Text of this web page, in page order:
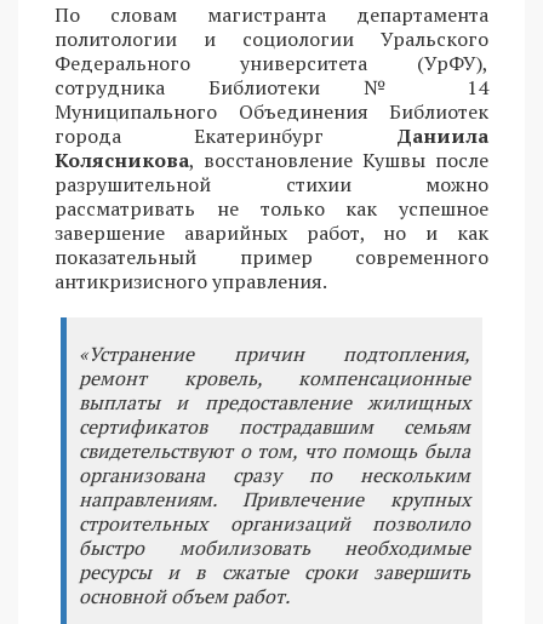
По словам магистранта департамента
политологии и социологии Уральского
Федерального университета (УрФУ),
сотрудника Библиотеки № 14
Муниципального Объединения Библиотек
города Екатеринбург Даниила
Колясникова, восстановление Кушвы после
разрушительной стихии можно
рассматривать не только как успешное
завершение аварийных работ, но и как
показательный пример современного
антикризисного управления.
«Устранение причин подтопления,
ремонт кровель, компенсационные
выплаты и предоставление жилищных
сертификатов пострадавшим семьям
свидетельствуют о том, что помощь была
организована сразу по нескольким
направлениям. Привлечение крупных
строительных организаций позволило
быстро мобилизовать необходимые
ресурсы и в сжатые сроки завершить
основной объем работ.